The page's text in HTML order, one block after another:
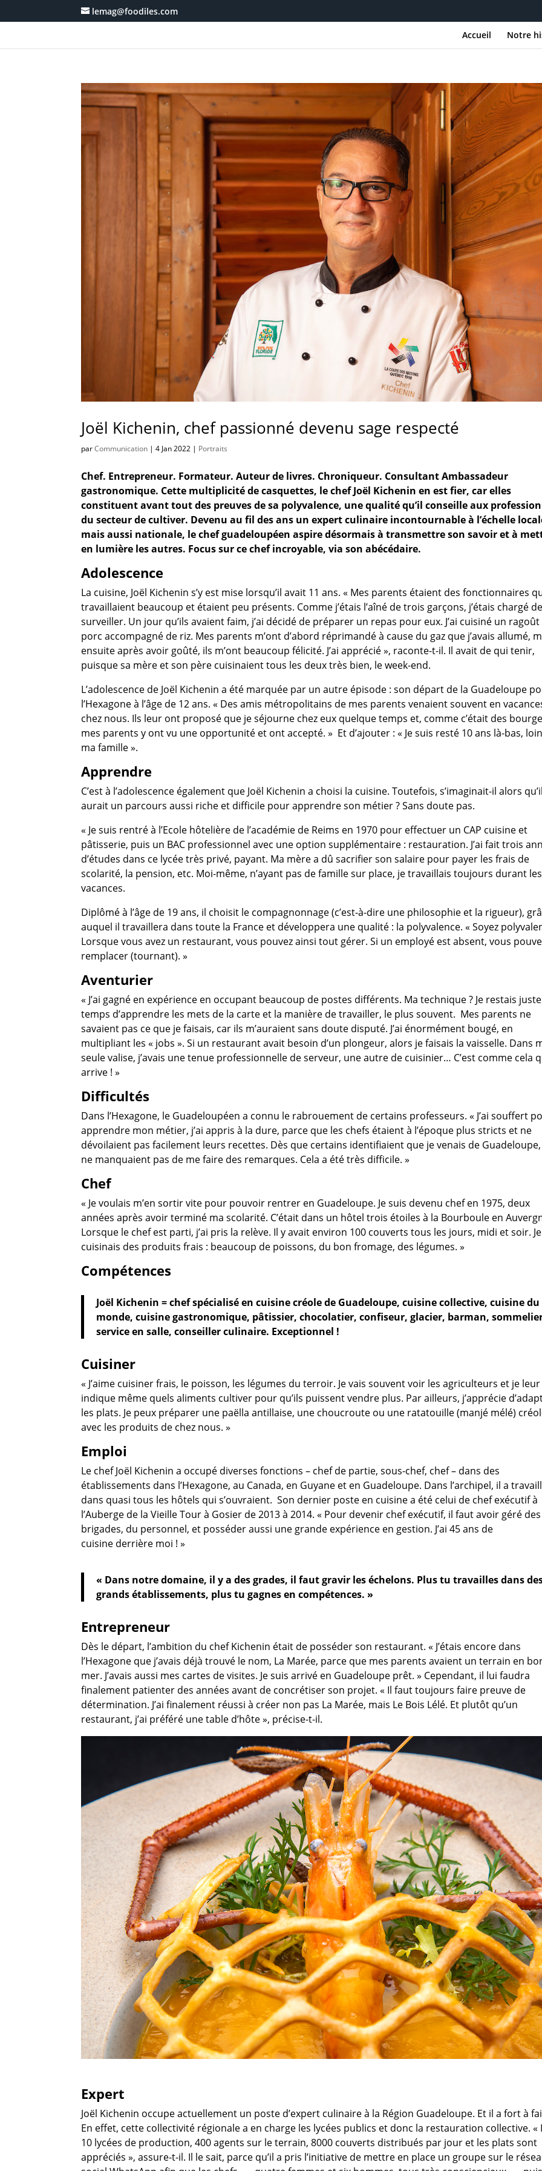
lemag@foodiles.com
Accueil Notre
Joël Kichenin, chef passionné devenu sage respecté
parCommunication |4 Jan 2022 | Portraits
Chef. Entrepreneur. Formateur. Auteur de livres. Chroniqueur. Consultant Ambassadeur
gastronomique. Cette multiplicité de casquettes, le chef Joël Kichenin en est fier, car elles
constituent avant tout des preuves de sa polyvalence, une qualité qu’il conseille aux
du secteur de cultiver. Devenu au fil des ans un expert culinaire incontournable à l’échelle
mais aussi nationale, le chef guadeloupéen aspire désormais à transmettre son savoir et à
en lumière les autres. Focus surce chef incroyable, via son abécédaire.
Adolescence
La cuisine, Joël Kichenin s’y est mise lorsqu’il avait 11 ans. « Mes parents étaient des fonctionnaires
travaillaient beaucoup et étaient peu présents. Comme j’étais l’aîné de trois garçons, j’étais chargé
surveiller. Un jour qu’ils avaient faim, j’ai décidé de préparer un repas pour eux. J’ai cuisiné un ragoût
porc accompagné de riz. Mes parents m’ont d’abord réprimandé à cause du gaz que j’avais allumé,
ensuite après avoir goûté, ils m’ont beaucoup félicité. J’ai apprécié », raconte-t-il. Il avait de qui tenir,
puisque sa mère et son père cuisinaient tous les deux très bien, le week-end.
L’adolescence de Joël Kichenin a été marquée par un autre épisode : son départ de la Guadeloupe
l’Hexagone à l’âge de 12 ans. « Des amis métropolitains de mes parents venaient souvent en
chez nous. Ils leur ont proposé que je séjourne chez eux quelque temps et, comme c’était des
mes parents y ont vu une opportunité et ont accepté. » Et d’ajouter : « Je suis resté 10 ans là-bas,
ma famille ».
Apprendre
C’est à l’adolescence également que Joël Kichenin a choisi la cuisine. Toutefois, s’imaginait-il alors qu’il
aurait un parcours aussi riche et difficile pour apprendre son métier ? Sans doute pas.
« Je suis rentré à l’Ecole hôtelière de l’académie de Reims en 1970 pour effectuer un CAP cuisine et
pâtisserie, puis un BAC professionnel avec une option supplémentaire : restauration. J’ai fait trois
d’études dans ce lycée très privé, payant. Ma mère a dû sacrifier son salaire pour payer les frais de
scolarité, la pension, etc. Moi-même, n’ayant pas de famille sur place, je travaillais toujours durant les
vacances.
Diplômé à l’âge de 19 ans, il choisit le compagnonnage (c’est-à-dire une philosophie et la rigueur),
auquel il travaillera dans toute la France et développera une qualité : la polyvalence. « Soyez
Lorsque vous avez un restaurant, vous pouvez ainsi tout gérer. Si un employé est absent, vous
remplacer (tournant). »
Aventurier
« J’ai gagné en expérience en occupant beaucoup de postes différents. Ma technique ? Je restais
temps d’apprendre les mets de la carte et la manière de travailler, le plus souvent. Mes parents ne
savaient pas ce que je faisais, car ils m’auraient sans doute disputé. J’ai énormément bougé, en
multipliant les « jobs ». Si un restaurant avait besoin d’un plongeur, alors je faisais la vaisselle. Dans
seule valise, j’avais une tenue professionnelle de serveur, une autre de cuisinier… C’est comme cela
arrive ! »
Difficultés
Dans l’Hexagone, le Guadeloupéen a connu le rabrouement de certains professeurs. « J’ai souffert
apprendre mon métier, j’ai appris à la dure, parce que les chefs étaient à l’époque plus stricts et ne
dévoilaient pas facilement leurs recettes. Dès que certains identifiaient que je venais de
ne manquaient pas de me faire des remarques. Cela a été très difficile. »
Chef
« Je voulais m’en sortir vite pour pouvoir rentrer en Guadeloupe. Je suis devenu chef en 1975, deux
années après avoir terminé ma scolarité. C’était dans un hôtel trois étoiles à la Bourboule en
Lorsque le chef est parti, j’ai pris la relève. Il y avait environ 100 couverts tous les jours, midi et soir. Je
cuisinais des produits frais : beaucoup de poissons, du bon fromage, des légumes. »
Compétences
Joël Kichenin = chef spécialisé en cuisine créole de Guadeloupe, cuisine collective, cuisine du
monde, cuisine gastronomique, pâtissier, chocolatier, confiseur, glacier, barman,
service en salle, conseiller culinaire. Exceptionnel !
Cuisiner
« J’aime cuisiner frais, le poisson, les légumes du terroir. Je vais souvent voir les agriculteurs et je leur
indique même quels aliments cultiver pour qu’ils puissent vendre plus. Par ailleurs, j’apprécie
les plats. Je peux préparer une paëlla antillaise, une choucroute ou une ratatouille (manjé mélé)
avec les produits de chez nous. »
Emploi
Le chef Joël Kichenin a occupé diverses fonctions – chef de partie, sous-chef, chef – dans des
établissements dans l’Hexagone, au Canada, en Guyane et en Guadeloupe. Dans l’archipel, il a
dans quasi tous les hôtels qui s’ouvraient. Son dernier poste en cuisine a été celui de chef exécutif à
l’Auberge de la Vieille Tour à Gosier de 2013 à 2014. « Pour devenir chef exécutif, il faut avoir géré des
brigades, du personnel, et posséder aussi une grande expérience en gestion. J’ai 45 ans de
cuisine derrière moi ! »
« Dans notre domaine, il y a des grades, il faut gravir les échelons. Plus tu travailles dans
grands établissements, plus tu gagnes en compétences. »
Entrepreneur
Dès le départ, l’ambition du chef Kichenin était de posséder son restaurant. « J’étais encore dans
l’Hexagone que j’avais déjà trouvé le nom, La Marée, parce que mes parents avaient un terrain en
mer. J’avais aussi mes cartes de visites. Je suis arrivé en Guadeloupe prêt. » Cependant, il lui faudra
finalement patienter des années avant de concrétiser son projet. « Il faut toujours faire preuve de
détermination. J’ai finalement réussi à créer non pas La Marée, mais Le Bois Lélé. Et plutôt qu’un
restaurant, j’ai préféré une table d’hôte », précise-t-il.
Expert
Joël Kichenin occupe actuellement un poste d’expert culinaire à la Région Guadeloupe. Et il a fort à
En effet, cette collectivité régionale a en charge les lycées publics et donc la restauration collective. «
10 lycées de production, 400 agents sur le terrain, 8000 couverts distribués par jour et les plats sont
appréciés », assure-t-il. Il le sait, parce qu’il a pris l’initiative de mettre en place un groupe sur le